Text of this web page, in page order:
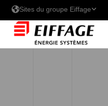
Sites du groupe Eiffage